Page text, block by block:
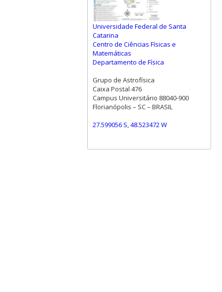
Universidade Federal de Santa
Catarina
Centro de Ciências Físicas e
Matemáticas
Departamento de Física
Grupo de Astrofísica
Caixa Postal 476
Campus Universitário 88040-900
Florianópolis – SC – BRASIL
27.599056 S, 48.523472 W